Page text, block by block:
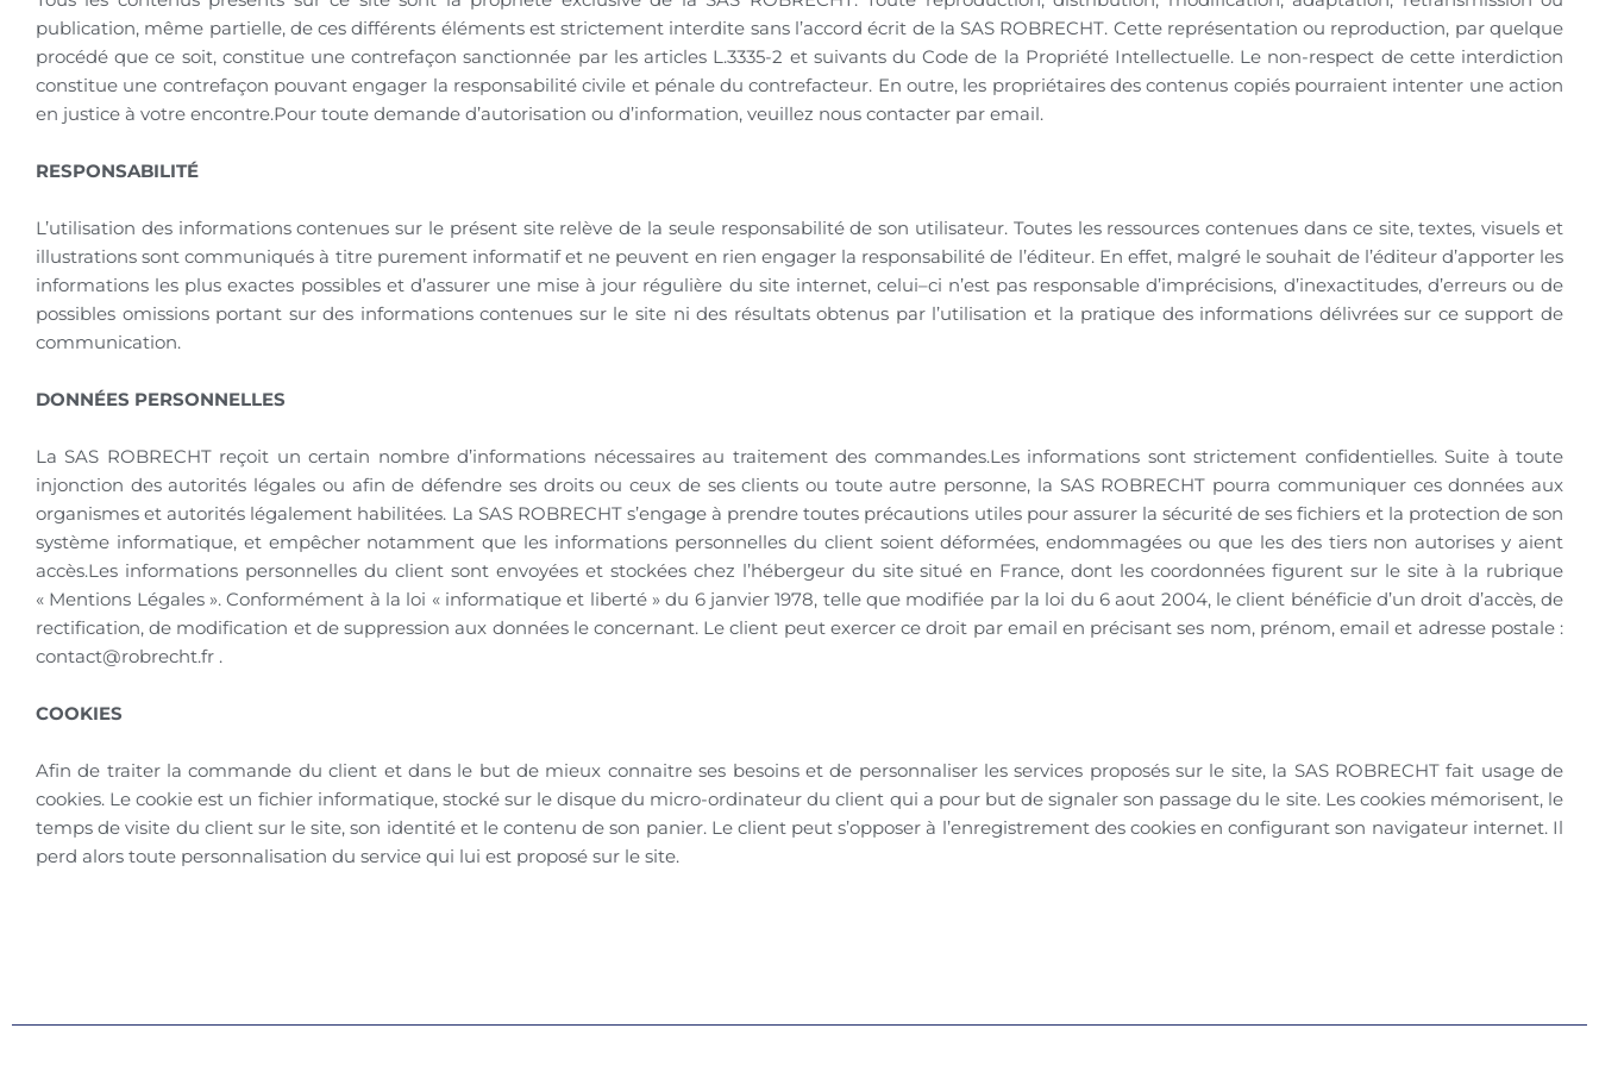
publication, même partielle, de ces différents éléments est strictement interdite sans l’accord écrit de la SAS ROBRECHT. Cette représentation ou reproduction, par quelque
procédé que ce soit, constitue une contrefaçon sanctionnée par les articles L.3335-2 et suivants du Code de la Propriété Intellectuelle. Le non-respect de cette interdiction
constitue une contrefaçon pouvant engager la responsabilité civile et pénale du contrefacteur. En outre, les propriétaires des contenus copiés pourraient intenter une action
en justice à votre encontre.Pour toute demande d’autorisation ou d’information, veuillez nous contacter par email.
RESPONSABILITÉ
L’utilisation des informations contenues sur le présent site relève de la seule responsabilité de son utilisateur. Toutes les ressources contenues dans ce site, textes, visuels et
illustrations sont communiqués à titre purement informatif et ne peuvent en rien engager la responsabilité de l’éditeur. En effet, malgré le souhait de l’éditeur d’apporter les
informations les plus exactes possibles et d’assurer une mise à jour régulière du site internet, celui–ci n’est pas responsable d’imprécisions, d’inexactitudes, d’erreurs ou de
possibles omissions portant sur des informations contenues sur le site ni des résultats obtenus par l’utilisation et la pratique des informations délivrées sur ce support de
communication.
DONNÉES PERSONNELLES
La SAS ROBRECHT reçoit un certain nombre d’informations nécessaires au traitement des commandes.Les informations sont strictement confidentielles. Suite à toute
injonction des autorités légales ou afin de défendre ses droits ou ceux de ses clients ou toute autre personne, la SAS ROBRECHT pourra communiquer ces données aux
organismes et autorités légalement habilitées. La SAS ROBRECHT s’engage à prendre toutes précautions utiles pour assurer la sécurité de ses fichiers et la protection de son
système informatique, et empêcher notamment que les informations personnelles du client soient déformées, endommagées ou que les des tiers non autorises y aient
accès.Les informations personnelles du client sont envoyées et stockées chez l’hébergeur du site situé en France, dont les coordonnées figurent sur le site à la rubrique
« Mentions Légales ». Conformément à la loi « informatique et liberté » du 6 janvier 1978, telle que modifiée par la loi du 6 aout 2004, le client bénéficie d’un droit d’accès, de
rectification, de modification et de suppression aux données le concernant. Le client peut exercer ce droit par email en précisant ses nom, prénom, email et adresse postale :
contact@robrecht.fr .
COOKIES
Afin de traiter la commande du client et dans le but de mieux connaitre ses besoins et de personnaliser les services proposés sur le site, la SAS ROBRECHT fait usage de
cookies. Le cookie est un fichier informatique, stocké sur le disque du micro-ordinateur du client qui a pour but de signaler son passage du le site. Les cookies mémorisent, le
temps de visite du client sur le site, son identité et le contenu de son panier. Le client peut s’opposer à l’enregistrement des cookies en configurant son navigateur internet. Il
perd alors toute personnalisation du service qui lui est proposé sur le site.